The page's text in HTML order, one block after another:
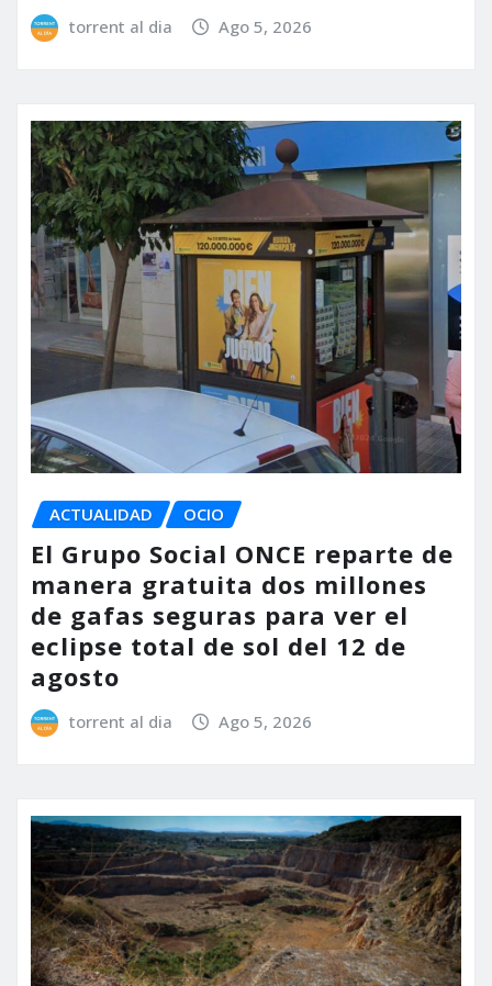
torrent al dia Ago 5, 2026
ACTUALIDAD OCIO
El Grupo Social ONCE reparte de
manera gratuita dos millones
de gafas seguras para ver el
eclipse total de sol del 12 de
agosto
torrent al dia Ago 5, 2026